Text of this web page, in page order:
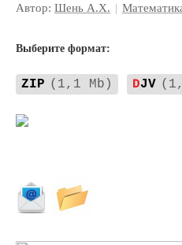
Автор: Шень А.Х. |
Выберите формат:
ZIP (1,1 Mb) DJV